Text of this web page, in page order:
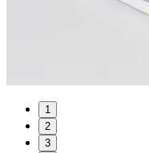
1
2
3